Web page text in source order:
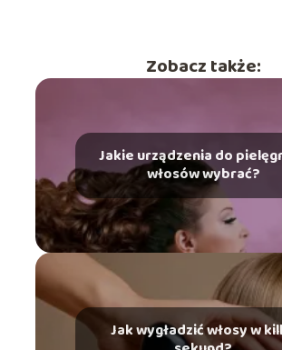
Zobacz także:
Jakie urządzenia do
włosów wybrać?
Jak wygładzić włosy w